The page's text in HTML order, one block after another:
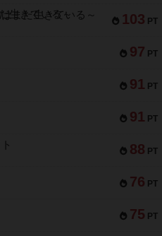
103 PT
まだ生きている～
97 PT
91 PT
91 PT
88 PT
76 PT
75 PT